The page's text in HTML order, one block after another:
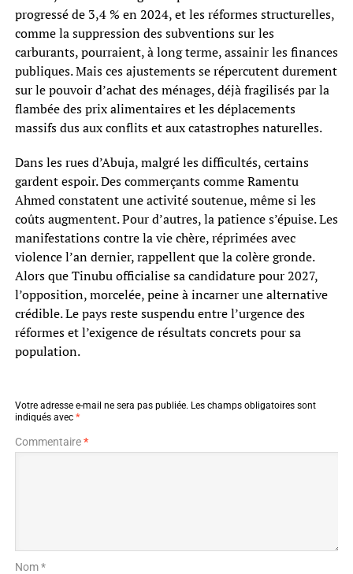
progressé de 3,4 % en 2024, et les réformes structurelles,
comme la suppression des subventions sur les
carburants, pourraient, à long terme, assainir les finances
publiques. Mais ces ajustements se répercutent durement
sur le pouvoir d’achat des ménages, déjà fragilisés par la
flambée des prix alimentaires et les déplacements
massifs dus aux conflits et aux catastrophes naturelles.
Dans les rues d’Abuja, malgré les difficultés, certains
gardent espoir. Des commerçants comme Ramentu
Ahmed constatent une activité soutenue, même si les
coûts augmentent. Pour d’autres, la patience s’épuise. Les
manifestations contre la vie chère, réprimées avec
violence l’an dernier, rappellent que la colère gronde.
Alors que Tinubu officialise sa candidature pour 2027,
l’opposition, morcelée, peine à incarner une alternative
crédible. Le pays reste suspendu entre l’urgence des
réformes et l’exigence de résultats concrets pour sa
population.
Votre adresse e-mail ne sera pas publiée. Les champs obligatoires sont
indiqués avec *
Commentaire*
Nom *